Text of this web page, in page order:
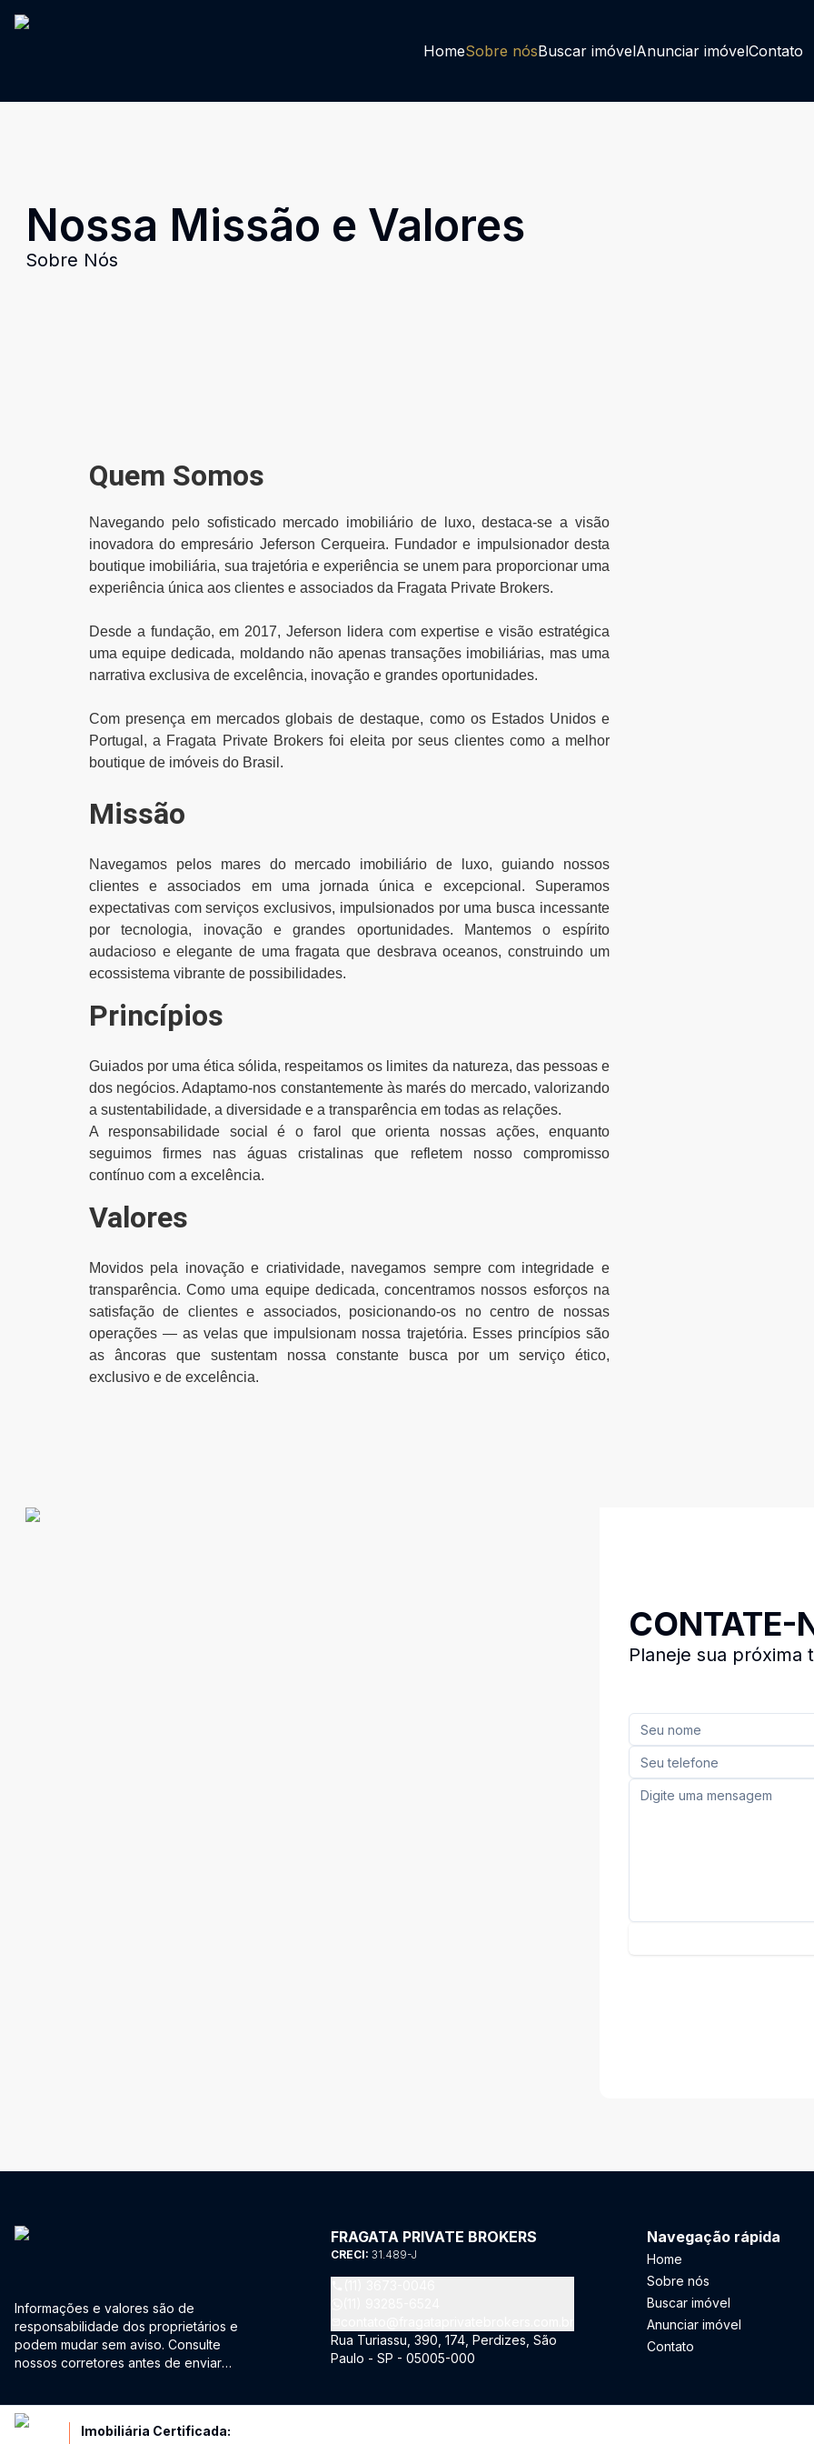
HomeSobre nósBuscar imóvelAnunciar imóvelContato
Nossa Missão e Valores
Sobre Nós
Quem Somos
Navegando pelo sofisticado mercado imobiliário de luxo, destaca-se a visão
inovadora do empresário Jeferson Cerqueira. Fundador e impulsionador desta
boutique imobiliária, sua trajetória e experiência se unem para proporcionar uma
experiência única aos clientes e associados da Fragata Private Brokers.
Desde a fundação, em 2017, Jeferson lidera com expertise e visão estratégica
uma equipe dedicada, moldando não apenas transações imobiliárias, mas uma
narrativa exclusiva de excelência, inovação e grandes oportunidades.
Com presença em mercados globais de destaque, como os Estados Unidos e
Portugal, a Fragata Private Brokers foi eleita por seus clientes como a melhor
boutique de imóveis do Brasil.
Missão
Navegamos pelos mares do mercado imobiliário de luxo, guiando nossos
clientes e associados em uma jornada única e excepcional. Superamos
expectativas com serviços exclusivos, impulsionados por uma busca incessante
por tecnologia, inovação e grandes oportunidades. Mantemos o espírito
audacioso e elegante de uma fragata que desbrava oceanos, construindo um
ecossistema vibrante de possibilidades.
Princípios
Guiados por uma ética sólida, respeitamos os limites da natureza, das pessoas e
dos negócios. Adaptamo-nos constantemente às marés do mercado, valorizando
a sustentabilidade, a diversidade e a transparência em todas as relações.
A responsabilidade social é o farol que orienta nossas ações, enquanto
seguimos firmes nas águas cristalinas que refletem nosso compromisso
contínuo com a excelência.
Valores
Movidos pela inovação e criatividade, navegamos sempre com integridade e
transparência. Como uma equipe dedicada, concentramos nossos esforços na
satisfação de clientes e associados, posicionando-os no centro de nossas
operações — as velas que impulsionam nossa trajetória. Esses princípios são
as âncoras que sustentam nossa constante busca por um serviço ético,
exclusivo e de excelência.
CONTATE-
Planeje sua próxima
Informações e valores são de
responsabilidade dos proprietários e
podem mudar sem aviso. Consulte
nossos corretores antes de enviar
FRAGATA PRIVATE BROKERS
CRECI: 31.489-J
Rua Turiassu, 390, 174, Perdizes, São
Paulo - SP - 05005-000
Navegação rápida
Home
Sobre nós
Buscar imóvel
Anunciar imóvel
Contato
Imobiliária Certificada: